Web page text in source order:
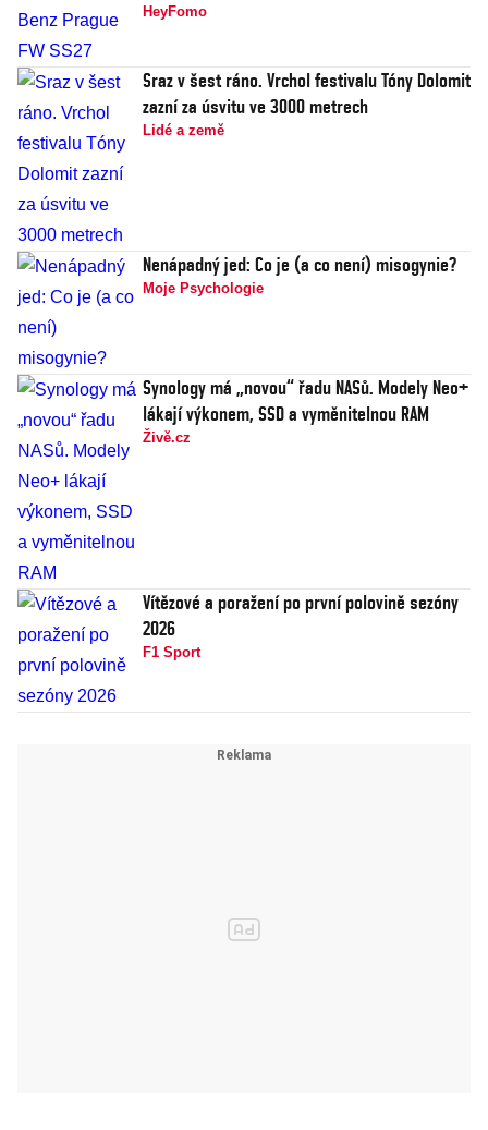
HeyFomo
Sraz v šest ráno. Vrchol festivalu Tóny Dolomit
zazní za úsvitu ve 3000 metrech
Lidé a země
Nenápadný jed: Co je (a co není) misogynie?
Moje Psychologie
Synology má „novou“ řadu NASů. Modely Neo+
lákají výkonem, SSD a vyměnitelnou RAM
Živě.cz
Vítězové a poražení po první polovině sezóny
2026
F1 Sport